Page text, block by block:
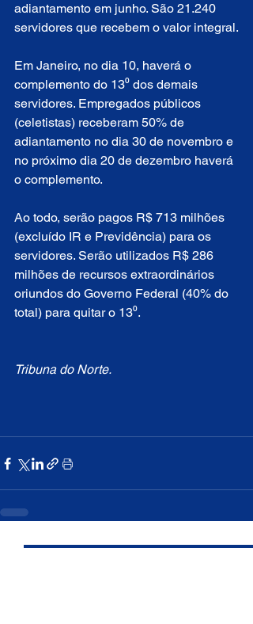
adiantamento em junho. São 21.240
servidores que recebem o valor integral.
Em Janeiro, no dia 10, haverá o
complemento do 13⁰ dos demais
servidores. Empregados públicos
(celetistas) receberam 50% de
adiantamento no dia 30 de novembro e
no próximo dia 20 de dezembro haverá
o complemento.
Ao todo, serão pagos R$ 713 milhões
(excluído IR e Previdência) para os
servidores. Serão utilizados R$ 286
milhões de recursos extraordinários
oriundos do Governo Federal (40% do
total) para quitar o 13⁰.
Tribuna do Norte.